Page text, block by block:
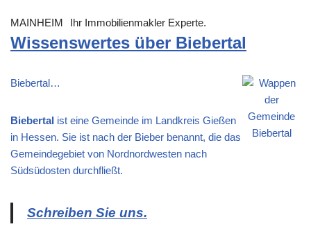
MAINHEIM Ihr Immobilienmakler Experte.
Wissenswertes über Biebertal
Biebertal…
Biebertal ist eine Gemeinde im Landkreis Gießen
in Hessen. Sie ist nach der Bieber benannt, die das
Gemeindegebiet von Nordnordwesten nach
Südsüdosten durchfließt.
Schreiben Sie uns.